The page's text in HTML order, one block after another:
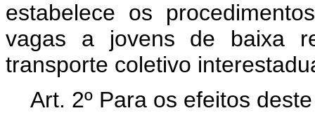
estabelece os
vagas a jovens de baixa
transporte coletivo
Art. 2º Para os efeitos